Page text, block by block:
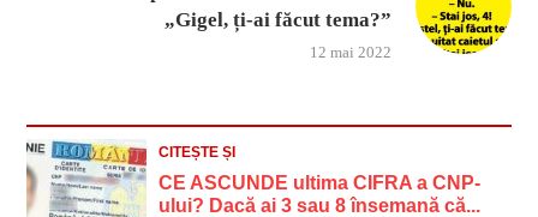
„Gigel, ți-ai făcut tema?”
12 mai 2022
CITEȘTE ȘI
CE ASCUNDE ultima CIFRA a CNP-
ului? Dacă ai 3 sau 8 însemană că...